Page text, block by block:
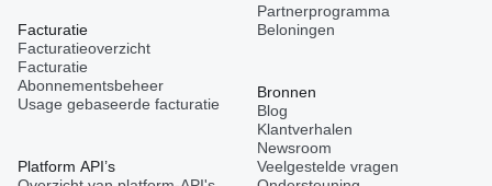
Facturatie
Facturatieoverzicht
Facturatie
Abonnementsbeheer
Usage gebaseerde facturatie
Platform API’s
Partnerprogramma
Beloningen
Bronnen
Blog
Klantverhalen
Newsroom
Veelgestelde vragen